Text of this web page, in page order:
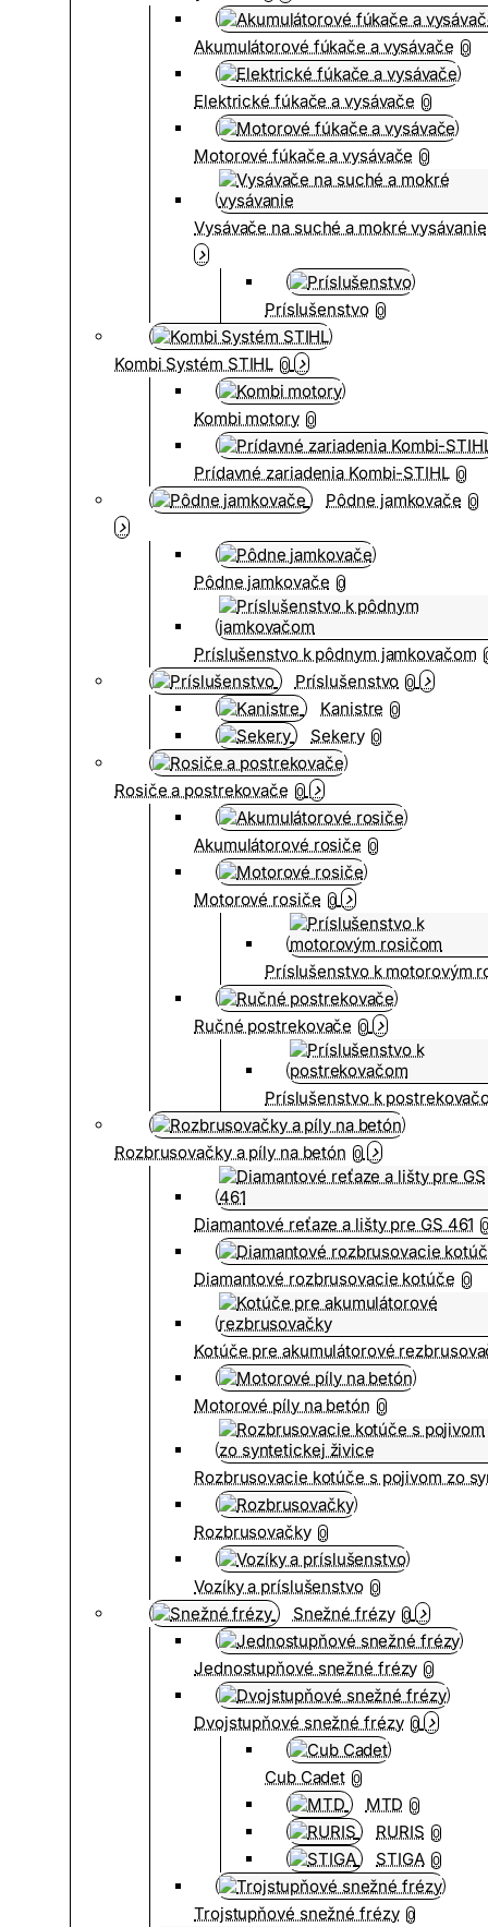
Akumulátorové fúkače a vysávače 0
Elektrické fúkače a vysávače 0
Motorové fúkače a vysávače 0
Vysávače na suché a mokré vysávanie
Príslušenstvo 0
Kombi Systém STIHL 0
Kombi motory 0
Prídavné zariadenia Kombi-STIHL 0
Pôdne jamkovače 0
Pôdne jamkovače 0
Príslušenstvo k pôdnym jamkovačom
Príslušenstvo 0
Kanistre 0
Sekery 0
Rosiče a postrekovače 0
Akumulátorové rosiče 0
Motorové rosiče 0
Príslušenstvo k motorovým
Ručné postrekovače 0
Príslušenstvo k
Rozbrusovačky a píly na betón 0
Diamantové reťaze a lišty pre GS 461
Diamantové rozbrusovacie kotúče 0
Kotúče pre akumulátorové
Motorové píly na betón 0
Rozbrusovacie kotúče s pojivom zo
Rozbrusovačky 0
Vozíky a príslušenstvo 0
Snežné frézy 0
Jednostupňové snežné frézy 0
Dvojstupňové snežné frézy 0
Cub Cadet 0
MTD 0
RURIS 0
STIGA 0
Trojstupňové snežné frézy 0